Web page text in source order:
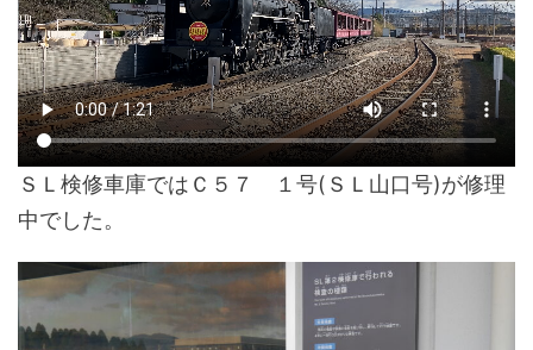
ＳＬ検修車庫ではＣ５７ １号(ＳＬ山口号)が修理
中でした。